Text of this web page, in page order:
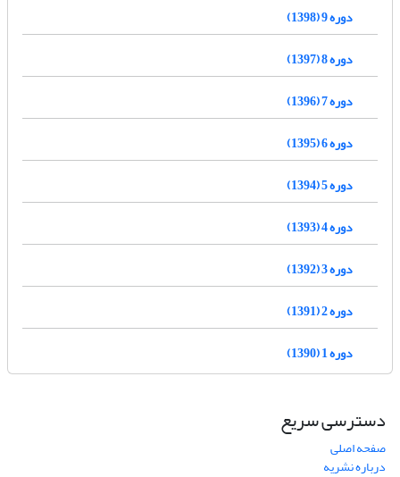
دوره 9 (1398)
دوره 8 (1397)
دوره 7 (1396)
دوره 6 (1395)
دوره 5 (1394)
دوره 4 (1393)
دوره 3 (1392)
دوره 2 (1391)
دوره 1 (1390)
دسترسی سریع
صفحه اصلی
درباره نشریه